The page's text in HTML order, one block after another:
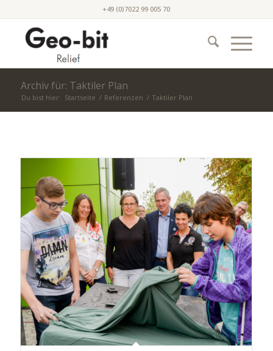
+49 (0)7022 99 005 70
Archiv für: Taktiler Plan
Du bist hier: Startseite / Referenzen / Taktiler Plan